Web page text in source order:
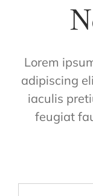
Lorem
adipiscing
iaculis
feugiat